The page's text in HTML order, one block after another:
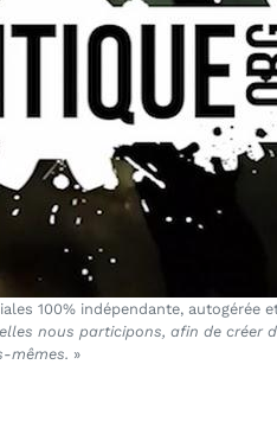
100% indépendante, autogérée
nous participons, afin de créer
mêmes. »